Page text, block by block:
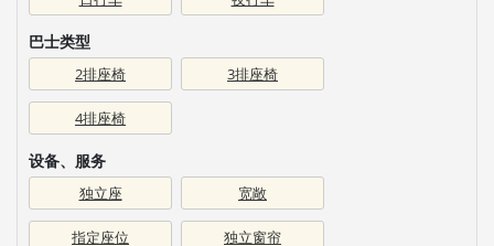
巴士类型
2排座椅 3排座椅
4排座椅
设备、服务
独立座 宽敞
指定座位 独立窗帘